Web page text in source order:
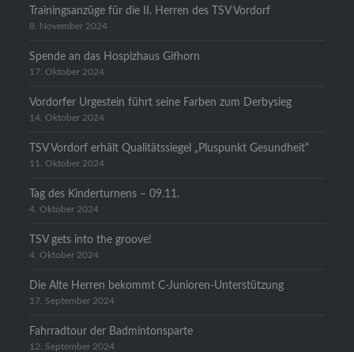
Trainingsanzüge für die II. Herren des TSV Vordorf
8. November 2024
Spende an das Hospizhaus Gifhorn
17. Oktober 2024
Vordorfer Urgestein führt seine Farben zum Derbysieg
14. Oktober 2024
TSV Vordorf erhält Qualitätssiegel „Pluspunkt Gesundheit“
11. Oktober 2024
Tag des Kinderturnens – 09.11.
4. Oktober 2024
TSV gets into the groove!
4. Oktober 2024
Die Alte Herren bekommt C-Junioren-Unterstützung
17. September 2024
Fahrradtour der Badmintonsparte
12. September 2024